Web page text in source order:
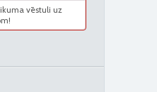
vēstuli uz